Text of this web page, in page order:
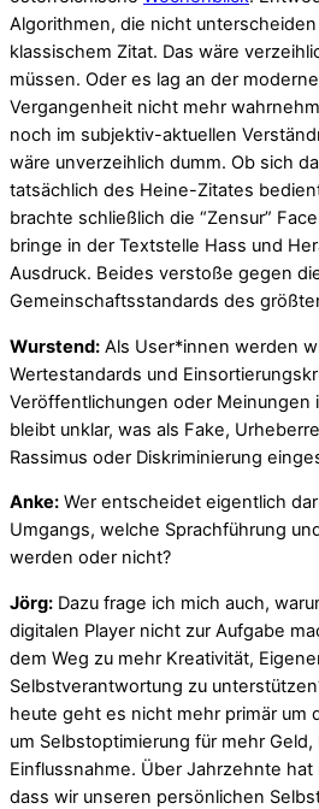
Algorithmen, die nicht
klassischem Zitat. Das wäre
müssen. Oder es lag an der
Vergangenheit nicht mehr
noch im subjektiv-aktuellen
wäre unverzeihlich dumm. Ob sich
tatsächlich des Heine-Zitates
brachte schließlich die “Zensur”
bringe in der Textstelle Hass und
Ausdruck. Beides verstoße gegen
Gemeinschaftsstandards des
Wurstend: Als User*innen werden
Wertestandards und
Veröffentlichungen oder Meinungen
bleibt unklar, was als Fake,
Rassimus oder Diskriminierung
Anke: Wer entscheidet eigentlich
Umgangs, welche Sprachführung
werden oder nicht?
Jörg: Dazu frage ich mich auch,
digitalen Player nicht zur Aufgabe
dem Weg zu mehr Kreativität,
Selbstverantwortung zu
heute geht es nicht mehr primär um
um Selbstoptimierung für mehr Geld,
Einflussnahme. Über Jahrzehnte
dass wir unseren persönlichen